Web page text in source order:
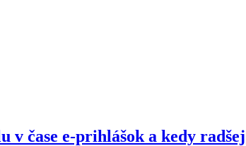
v čase e-prihlášok a kedy